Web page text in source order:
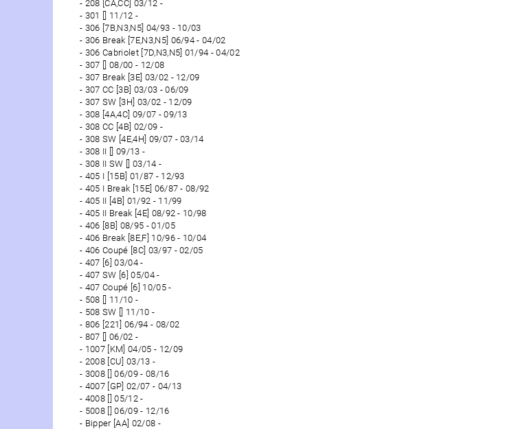
208 [CA,CC] 03/12 -
301 [] 11/12 -
306 [7B,N3,N5] 04/93 - 10/03
306 Break [7E,N3,N5] 06/94 - 04/02
306 Cabriolet [7D,N3,N5] 01/94 - 04/02
307 [] 08/00 - 12/08
307 Break [3E] 03/02 - 12/09
307 CC [3B] 03/03 - 06/09
307 SW [3H] 03/02 - 12/09
308 [4A,4C] 09/07 - 09/13
308 CC [4B] 02/09 -
308 SW [4E,4H] 09/07 - 03/14
308 II [] 09/13 -
308 II SW [] 03/14 -
405 I [15B] 01/87 - 12/93
405 I Break [15E] 06/87 - 08/92
405 II [4B] 01/92 - 11/99
405 II Break [4E] 08/92 - 10/98
406 [8B] 08/95 - 01/05
406 Break [8E,F] 10/96 - 10/04
406 Coupé [8C] 03/97 - 02/05
407 [6] 03/04 -
407 SW [6] 05/04 -
407 Coupé [6] 10/05 -
508 [] 11/10 -
508 SW [] 11/10 -
806 [221] 06/94 - 08/02
807 [] 06/02 -
1007 [KM] 04/05 - 12/09
2008 [CU] 03/13 -
3008 [] 06/09 - 08/16
4007 [GP] 02/07 - 04/13
4008 [] 05/12 -
5008 [] 06/09 - 12/16
Bipper [AA] 02/08 -